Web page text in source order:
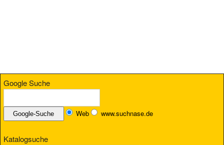
Google Suche
Web www.suchnase.de
Katalogsuche